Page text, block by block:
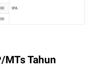
MTs Tahun